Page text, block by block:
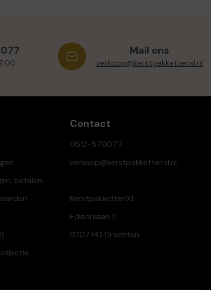
Mail ons
verkoop@kerstpakkettenxl.nl
betalen
Contact
0512-570077
verkoop@kerstpakkettenxl.nl
KerstpakkettenXL
Edisonlaan 2
9207 HD Drachten